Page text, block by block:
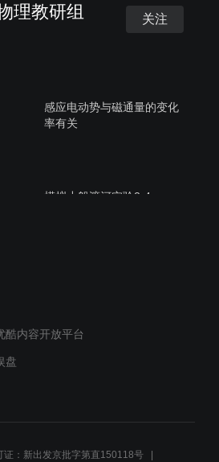
理教研组 关注
感应电动势与磁通量的变化
率有关
模拟小船渡河实验2-4
酷内容开放平台
盘
证：新出发京批字第直150118号